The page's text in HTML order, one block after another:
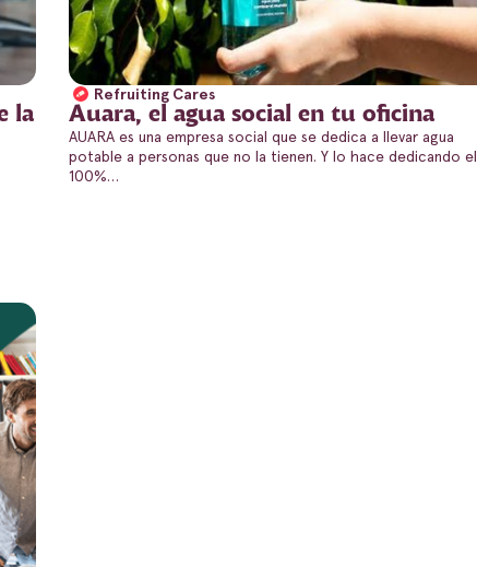
la
Refruiting Cares
Auara, el agua social en tu oficina
AUARA es una empresa social que se dedica a llevar agua
potable a personas que no la tienen. Y lo hace dedicando el
100%…